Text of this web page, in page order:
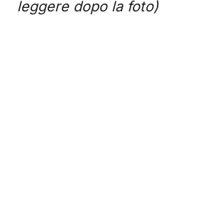
leggere dopo la foto)